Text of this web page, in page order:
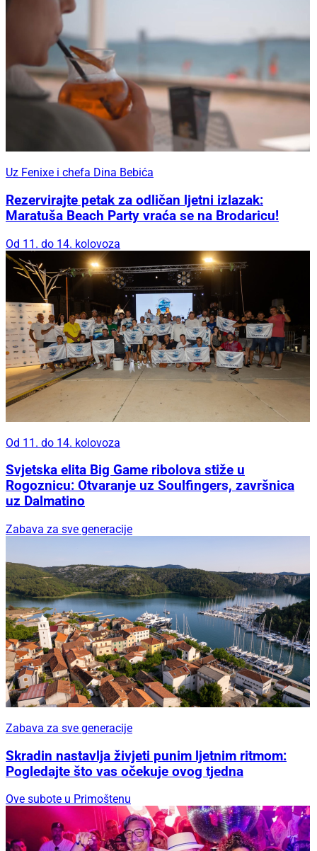
Uz Fenixe i chefa Dina Bebića
Rezervirajte petak za odličan ljetni izlazak:
Maratuša Beach Party vraća se na Brodaricu!
Od 11. do 14. kolovoza
Od 11. do 14. kolovoza
Svjetska elita Big Game ribolova stiže u
Rogoznicu: Otvaranje uz Soulfingers, završnica
uz Dalmatino
Zabava za sve generacije
Zabava za sve generacije
Skradin nastavlja živjeti punim ljetnim ritmom:
Pogledajte što vas očekuje ovog tjedna
Ove subote u Primoštenu